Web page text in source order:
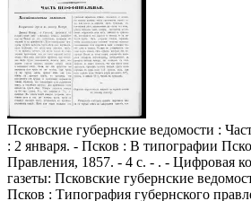
Псковские губернские ведомости :
: 2 января. - Псков : В типографии
Правления, 1857. - 4 с. - . - Цифровая
газеты: Псковские губернские
Псков : Типография губернского